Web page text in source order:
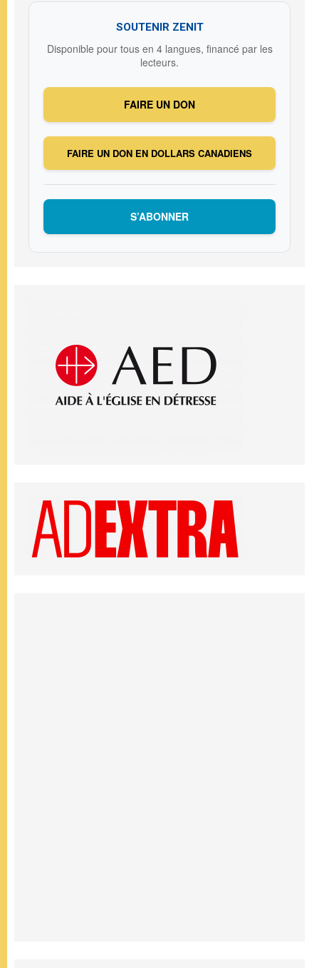
SOUTENIR ZENIT
Disponible pour tous en 4 langues, financé par les
lecteurs.
FAIRE UN DON
FAIRE UN DON EN DOLLARS CANADIENS
S’ABONNER